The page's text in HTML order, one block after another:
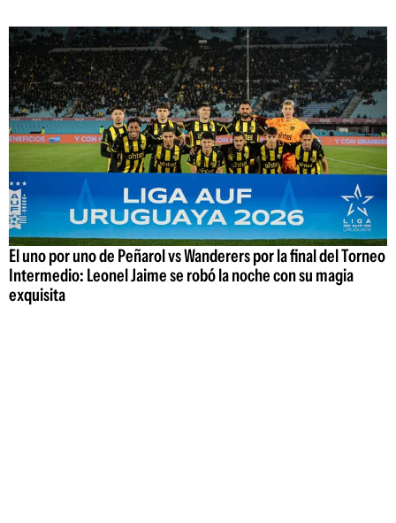
El uno por uno de Peñarol vs Wanderers por la final del Torneo
Intermedio: Leonel Jaime se robó la noche con su magia
exquisita